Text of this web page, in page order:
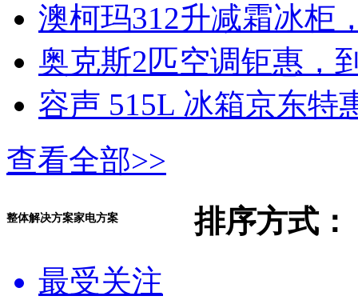
澳柯玛312升减霜冰柜
奥克斯2匹空调钜惠，
容声 515L 冰箱京东特
查看全部>>
整体解决方案家电方案
排序方式：
最受关注